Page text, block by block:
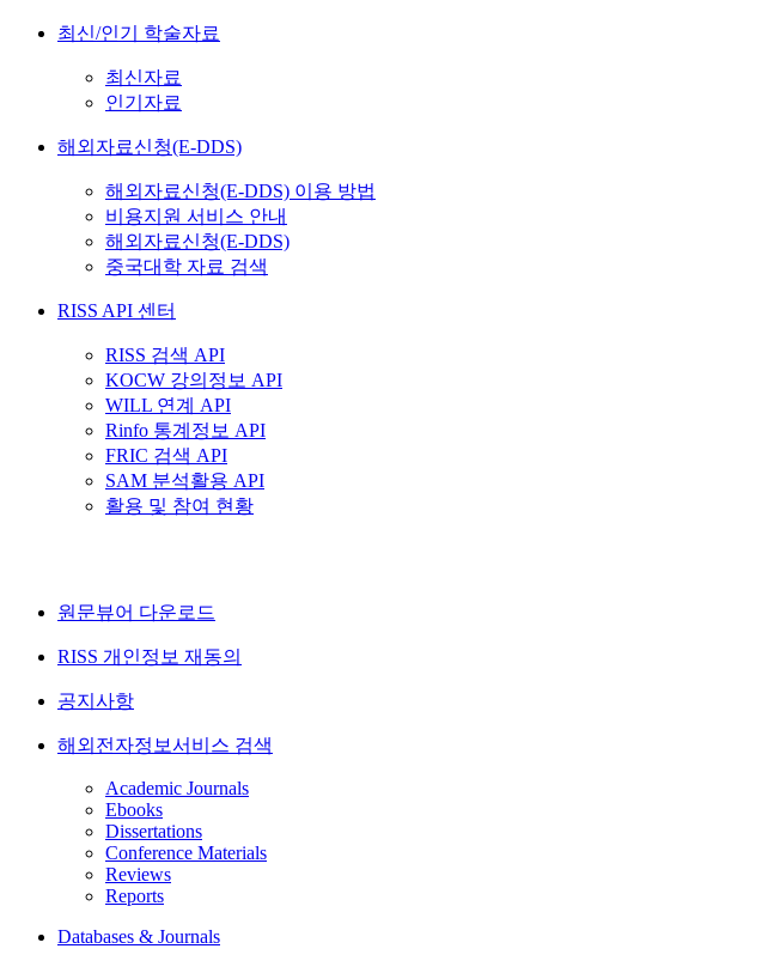
최신/인기 학술자료
최신자료
인기자료
해외자료신청(E-DDS)
해외자료신청(E-DDS) 이용 방법
비용지원 서비스 안내
해외자료신청(E-DDS)
중국대학 자료 검색
RISS API 센터
RISS 검색 API
KOCW 강의정보 API
WILL 연계 API
Rinfo 통계정보 API
FRIC 검색 API
SAM 분석활용 API
활용 및 참여 현황
원문뷰어 다운로드
RISS 개인정보 재동의
공지사항
해외전자정보서비스 검색
Academic Journals
Ebooks
Dissertations
Conference Materials
Reviews
Reports
Databases & Journals